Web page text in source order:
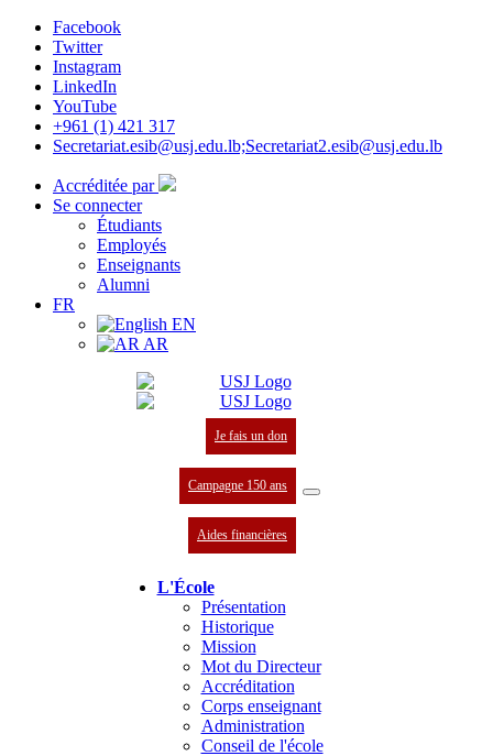
Facebook
Twitter
Instagram
LinkedIn
YouTube
+961 (1) 421 317
Secretariat.esib@usj.edu.lb;Secretariat2.esib@usj.edu.lb
Accréditée par
Se connecter
Étudiants
Employés
Enseignants
Alumni
FR
EN
AR
Je fais un don
Campagne 150 ans
Aides financières
L'École
Présentation
Historique
Mission
Mot du Directeur
Accréditation
Corps enseignant
Administration
Conseil de l'école